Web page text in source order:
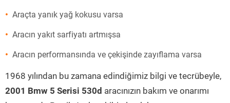
Araçta yanık yağ kokusu varsa
Aracın yakıt sarfiyatı artmışsa
Aracın performansında ve çekişinde zayıflama varsa
1968 yılından bu zamana edindiğimiz bilgi ve tecrübeyle,
2001 Bmw 5 Serisi 530d aracınızın bakım ve onarımı